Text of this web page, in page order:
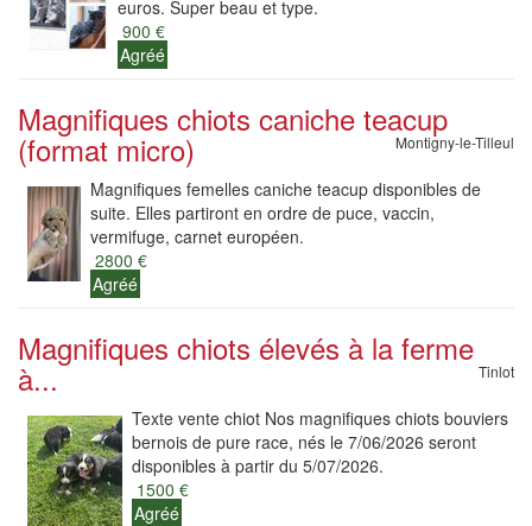
euros. Super beau et type.
900 €
Agréé
Magnifiques chiots caniche teacup
(format micro) Montigny-le-Tilleul
Magnifiques femelles caniche teacup disponibles de
suite. Elles partiront en ordre de puce, vaccin,
vermifuge, carnet européen.
2800 €
Agréé
Magnifiques chiots élevés à la ferme
à... Tinlot
Texte vente chiot Nos magnifiques chiots bouviers
bernois de pure race, nés le 7/06/2026 seront
disponibles à partir du 5/07/2026.
1500 €
Agréé